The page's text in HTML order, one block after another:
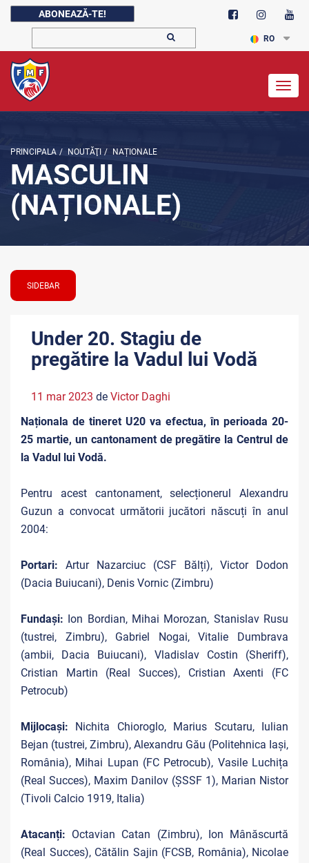
ABONEAZĂ-TE!
RO
PRINCIPALA / NOUTĂŢI / NAȚIONALE
MASCULIN
(NAȚIONALE)
SIDEBAR
Under 20. Stagiu de
pregătire la Vadul lui Vodă
11 mar 2023 de Victor Daghi
Naționala de tineret U20 va efectua, în perioada 20-
25 martie, un cantonament de pregătire la Centrul de
la Vadul lui Vodă.
Pentru acest cantonament, selecționerul Alexandru
Guzun a convocat următorii jucători născuți în anul
2004:
Portari: Artur Nazarciuc (CSF Bălți), Victor Dodon
(Dacia Buiucani), Denis Vornic (Zimbru)
Fundași: Ion Bordian, Mihai Morozan, Stanislav Rusu
(tustrei, Zimbru), Gabriel Nogai, Vitalie Dumbrava
(ambii, Dacia Buiucani), Vladislav Costin (Sheriff),
Cristian Martin (Real Succes), Cristian Axenti (FC
Petrocub)
Mijlocași: Nichita Chioroglo, Marius Scutaru, Iulian
Bejan (tustrei, Zimbru), Alexandru Gău (Politehnica Iași,
România), Mihai Lupan (FC Petrocub), Vasile Luchița
(Real Succes), Maxim Danilov (ȘSSF 1), Marian Nistor
(Tivoli Calcio 1919, Italia)
Atacanți: Octavian Catan (Zimbru), Ion Mânăscurtă
(Real Succes), Cătălin Sajin (FCSB, România), Nicolae